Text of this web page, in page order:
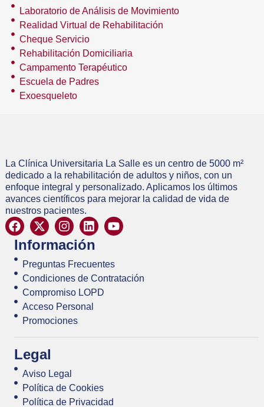
Laboratorio de Análisis de Movimiento
Realidad Virtual de Rehabilitación
Cheque Servicio
Rehabilitación Domiciliaria
Campamento Terapéutico
Escuela de Padres
Exoesqueleto
La Clínica Universitaria La Salle es un centro de 5000 m²
dedicado a la rehabilitación de adultos y niños, con un
enfoque integral y personalizado. Aplicamos los últimos
avances científicos para mejorar la calidad de vida de
nuestros pacientes.
Información
Preguntas Frecuentes
Condiciones de Contratación
Compromiso LOPD
Acceso Personal
Promociones
Legal
Aviso Legal
Política de Cookies
Política de Privacidad